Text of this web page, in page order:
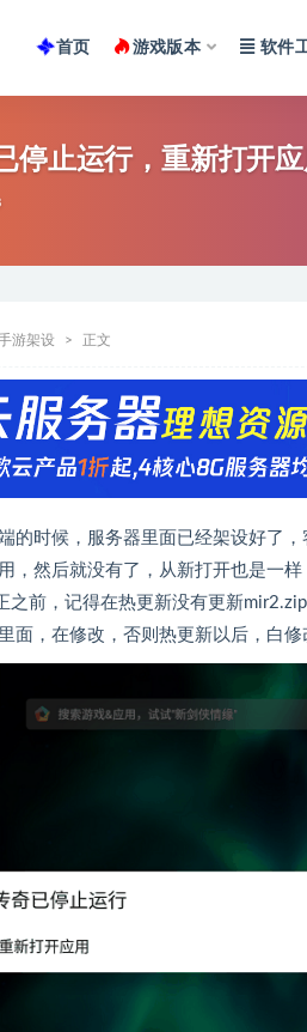
首页 游戏版本 软件
停止运行，重新打开应
游架设 正文
的时候，服务器里面已经架设好了
，然后就没有了，从新打开也是一
之前，记得在热更新没有更新
面，在修改，否则热更新以后，白修